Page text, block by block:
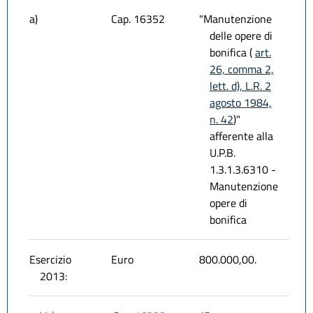
a) Cap. 16352
"Manutenzione
delle opere di
bonifica (art.
26, comma 2,
lett. d), L.R. 2
agosto 1984,
n. 42)"
afferente alla
U.P.B.
1.3.1.3.6310 -
Manutenzione
opere di
bonifica
Esercizio
2013:
Euro 800.000,00.